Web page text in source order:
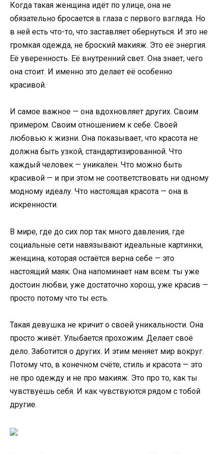
Когда такая женщина идёт по улице, она не
обязательно бросается в глаза с первого взгляда. Но
в ней есть что-то, что заставляет обернуться. И это не
громкая одежда, не броский макияж. Это её энергия.
Её уверенность. Её внутренний свет. Она знает, чего
она стоит. И именно это делает её особенно
красивой.
И самое важное — она вдохновляет других. Своим
примером. Своим отношением к себе. Своей
любовью к жизни. Она показывает, что красота не
должна быть узкой, стандартизированной. Что
каждый человек — уникален. Что можно быть
красивой — и при этом не соответствовать ни одному
модному идеалу. Что настоящая красота — она в
искренности.
В мире, где до сих пор так много давления, где
социальные сети навязывают идеальные картинки,
женщина, которая остаётся верна себе — это
настоящий маяк. Она напоминает нам всем: ты уже
достоин любви, уже достаточно хорош, уже красив —
просто потому что ты есть.
Такая девушка не кричит о своей уникальности. Она
просто живёт. Улыбается прохожим. Делает своё
дело. Заботится о других. И этим меняет мир вокруг.
Потому что, в конечном счёте, стиль и красота — это
не про одежду и не про макияж. Это про то, как ты
чувствуешь себя. И как чувствуются рядом с тобой
другие.